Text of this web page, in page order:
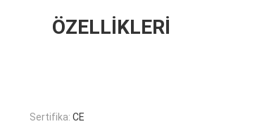
ÖZELLIKLERI
Sertifika: CE